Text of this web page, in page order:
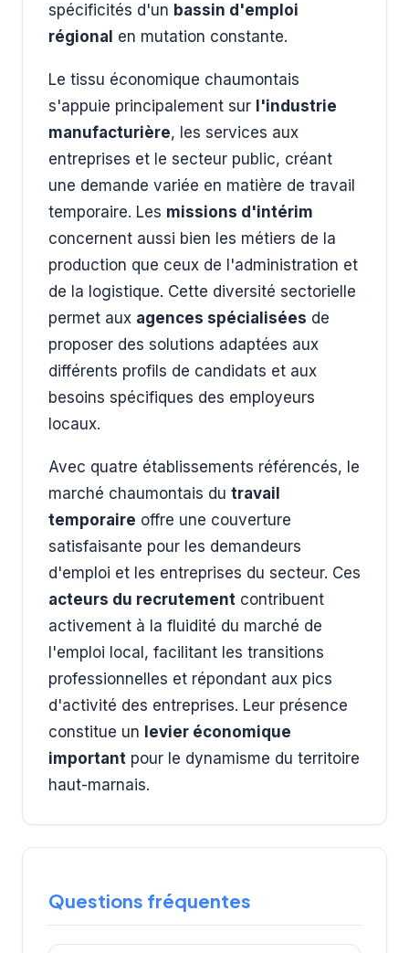
spécificités d'un bassin d'emploi
régional en mutation constante.
Le tissu économique chaumontais
s'appuie principalement sur l'industrie
manufacturière, les services aux
entreprises et le secteur public, créant
une demande variée en matière de travail
temporaire. Les missions d'intérim
concernent aussi bien les métiers de la
production que ceux de l'administration et
de la logistique. Cette diversité sectorielle
permet aux agences spécialisées de
proposer des solutions adaptées aux
différents profils de candidats et aux
besoins spécifiques des employeurs
locaux.
Avec quatre établissements référencés, le
marché chaumontais du travail
temporaire offre une couverture
satisfaisante pour les demandeurs
d'emploi et les entreprises du secteur. Ces
acteurs du recrutement contribuent
activement à la fluidité du marché de
l'emploi local, facilitant les transitions
professionnelles et répondant aux pics
d'activité des entreprises. Leur présence
constitue un levier économique
important pour le dynamisme du territoire
haut-marnais.
Questions fréquentes